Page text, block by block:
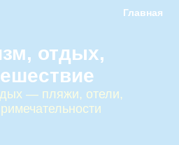
Главная
отдых,
— пляжи, отели,